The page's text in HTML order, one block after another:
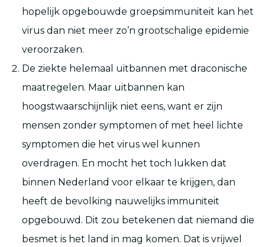
hopelijk opgebouwde groepsimmuniteit kan het
virus dan niet meer zo’n grootschalige epidemie
veroorzaken.
De ziekte helemaal uitbannen met draconische
maatregelen. Maar uitbannen kan
hoogstwaarschijnlijk niet eens, want er zijn
mensen zonder symptomen of met heel lichte
symptomen die het virus wel kunnen
overdragen. En mocht het toch lukken dat
binnen Nederland voor elkaar te krijgen, dan
heeft de bevolking nauwelijks immuniteit
opgebouwd. Dit zou betekenen dat niemand die
besmet is het land in mag komen. Dat is vrijwel